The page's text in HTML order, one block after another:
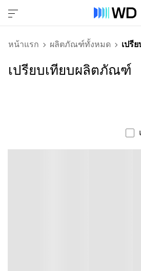
หน้าแรก ผลิตภัณฑ์ทั้งหมด เปรี
เปรียบเทียบผลิตภัณฑ์